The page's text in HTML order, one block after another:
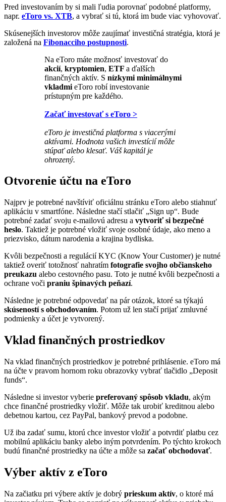
Pred investovaním by si mali ľudia porovnať podobné platformy,
napr. eToro vs. XTB, a vybrať si tú, ktorá im bude viac vyhovovať.
Skúsenejších investorov môže zaujímať investičná stratégia, ktorá je
založená na Fibonacciho postupnosti.
Na eToro máte možnosť investovať do
akcií, kryptomien, ETF a ďalších
finančných aktív. S nízkymi minimálnymi
vkladmi eToro robí investovanie
prístupným pre každého.
Začať investovať s eToro >
eToro je investičná platforma s viacerými
aktívami. Hodnota vašich investícií môže
stúpať alebo klesať. Váš kapitál je
ohrozený.
Otvorenie účtu na eToro
Najprv je potrebné navštíviť oficiálnu stránku eToro alebo stiahnuť
aplikáciu v smartfóne. Následne stačí stlačiť „Sign up“. Bude
potrebné zadať svoju e-mailovú adresu a vytvoriť si bezpečné
heslo. Taktiež je potrebné vložiť svoje osobné údaje, ako meno a
priezvisko, dátum narodenia a krajina bydliska.
Kvôli bezpečnosti a regulácií KYC (Know Your Customer) je nutné
taktiež overiť totožnosť nahratím fotografie svojho občianskeho
preukazu alebo cestovného pasu. Toto je nutné kvôli bezpečnosti a
ochrane voči praniu špinavých peňazí.
Následne je potrebné odpovedať na pár otázok, ktoré sa týkajú
skúseností s obchodovaním. Potom už len stačí prijať zmluvné
podmienky a účet je vytvorený.
Vklad finančných prostriedkov
Na vklad finančných prostriedkov je potrebné prihlásenie. eToro má
na účte v pravom hornom roku obrazovky vybrať tlačidlo „Deposit
funds“.
Následne si investor vyberie preferovaný spôsob vkladu, akým
chce finančné prostriedky vložiť. Môže tak urobiť kreditnou alebo
debetnou kartou, cez PayPal, bankový prevod a podobne.
Už iba zadať sumu, ktorú chce investor vložiť a potvrdiť platbu cez
mobilnú aplikáciu banky alebo iným potvrdením. Po týchto krokoch
budú finančné prostriedky na účte a môže sa začať obchodovať.
Výber aktív z eToro
Na začiatku pri výbere aktív je dobrý prieskum aktív, o ktoré má